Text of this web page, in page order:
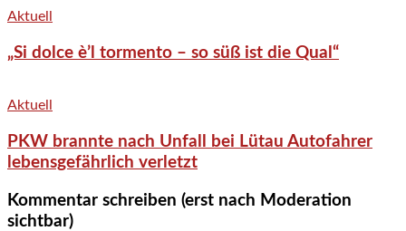
Aktuell
„Si dolce è’l tormento – so süß ist die Qual“
Aktuell
PKW brannte nach Unfall bei Lütau Autofahrer
lebensgefährlich verletzt
Kommentar schreiben (erst nach Moderation
sichtbar)